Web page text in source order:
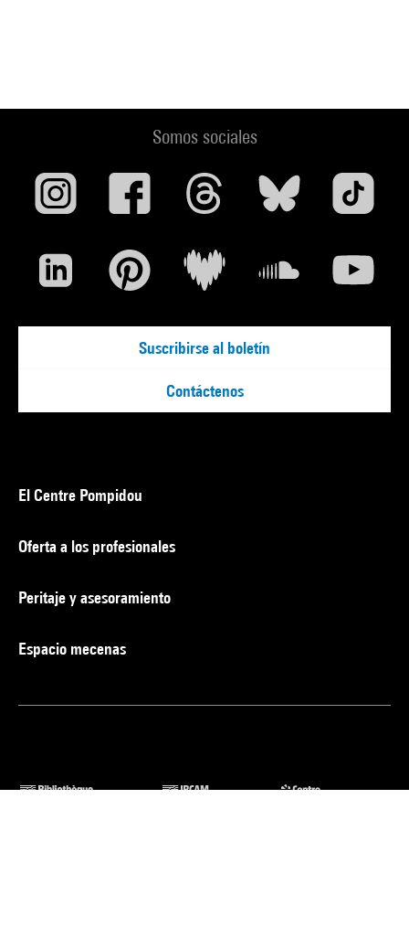
Somos sociales
Suscribirse al boletín
Contáctenos
El Centre Pompidou
Oferta a los profesionales
Peritaje y asesoramiento
Espacio mecenas